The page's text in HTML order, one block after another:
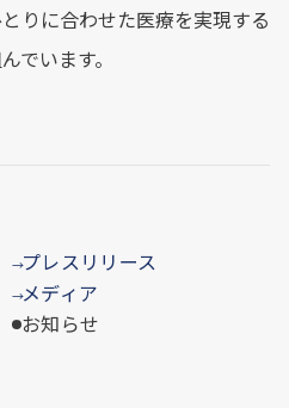
りに合わせた医療を実現する
でいます。
→プレスリリース
→メディア
お知らせ